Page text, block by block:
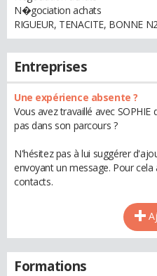
N�gociation achats
RIGUEUR, TENACITE, BONNE
Entreprises
Une expérience absente ?
Vous avez travaillé avec
pas dans son parcours ?
N'hésitez pas à lui suggérer
envoyant un message. Pour
contacts.
Formations